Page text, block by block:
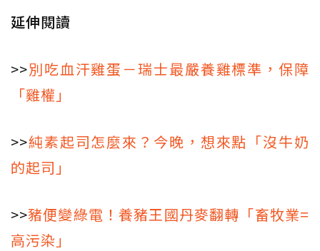
延伸閱讀
>>別吃血汗雞蛋－瑞士最嚴養雞標準，保障
「雞權」
>>純素起司怎麼來？今晚，想來點「沒牛奶
的起司」
>>豬便變綠電！養豬王國丹麥翻轉「畜牧業=
高污染」